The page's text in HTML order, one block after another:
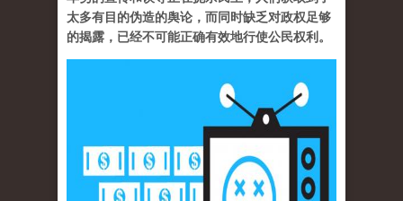
太多有目的伪造的舆论，而同时缺乏对政权足够
的揭露，已经不可能正确有效地行使公民权利。